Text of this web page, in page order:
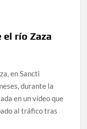
el río Zaza
en Sancti
durante la
en un vídeo que
al tráfico tras